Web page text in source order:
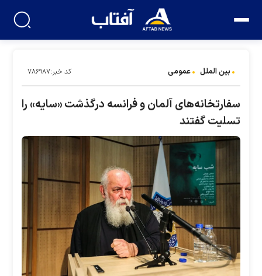
بین الملل عمومی کد خبر:۷۸۶۹۸۷
سفارتخانه‌های آلمان و فرانسه درگذشت «سایه» را
تسلیت گفتند